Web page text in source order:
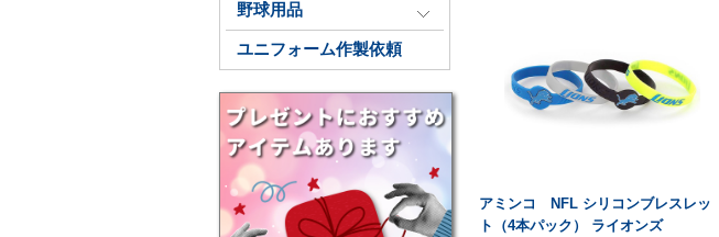
野球用品
ユニフォーム作製依頼
アミンコ NFL シリコンブレスレッ
ト（4本パック） ライオンズ